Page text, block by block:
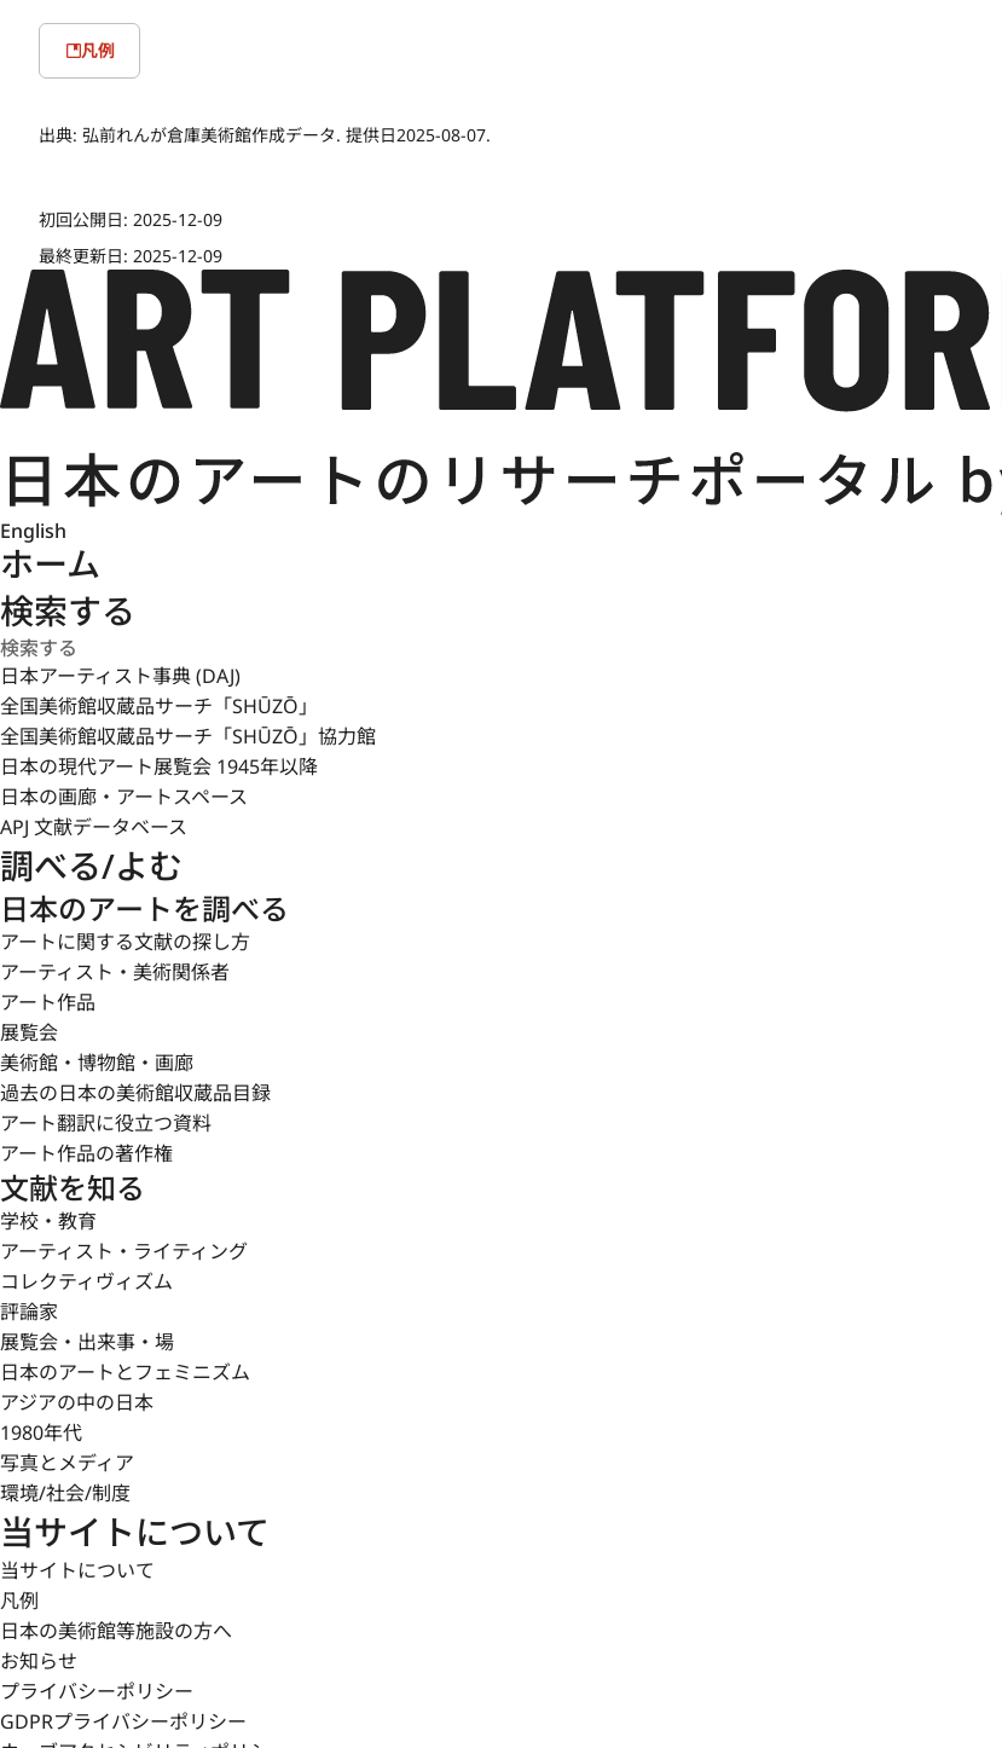
凡例
出典: 弘前れんが倉庫美術館作成データ. 提供日2025-08-07.
初回公開日: 2025-12-09
最終更新日: 2025-12-09
English
ホーム
検索する
日本アーティスト事典 (DAJ)
全国美術館収蔵品サーチ「SHŪZŌ」
全国美術館収蔵品サーチ「SHŪZŌ」協力館
日本の現代アート展覧会 1945年以降
日本の画廊・アートスペース
APJ 文献データベース
調べる/よむ
日本のアートを調べる
アートに関する文献の探し方
アーティスト・美術関係者
アート作品
展覧会
美術館・博物館・画廊
過去の日本の美術館収蔵品目録
アート翻訳に役立つ資料
アート作品の著作権
文献を知る
学校・教育
アーティスト・ライティング
コレクティヴィズム
評論家
展覧会・出来事・場
日本のアートとフェミニズム
アジアの中の日本
1980年代
写真とメディア
環境/社会/制度
当サイトについて
当サイトについて
凡例
日本の美術館等施設の方へ
お知らせ
プライバシーポリシー
GDPRプライバシーポリシー